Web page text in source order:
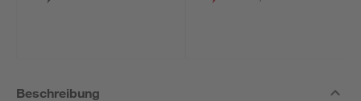
Beschreibung